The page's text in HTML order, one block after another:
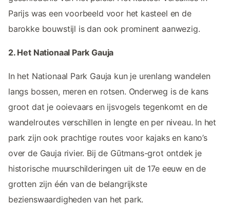
Parijs was een voorbeeld voor het kasteel en de
barokke bouwstijl is dan ook prominent aanwezig.
2. Het Nationaal Park Gauja
In het Nationaal Park Gauja kun je urenlang wandelen
langs bossen, meren en rotsen. Onderweg is de kans
groot dat je ooievaars en ijsvogels tegenkomt en de
wandelroutes verschillen in lengte en per niveau. In het
park zijn ook prachtige routes voor kajaks en kano’s
over de Gauja rivier. Bij de Gūtmans-grot ontdek je
historische muurschilderingen uit de 17e eeuw en de
grotten zijn één van de belangrijkste
bezienswaardigheden van het park.